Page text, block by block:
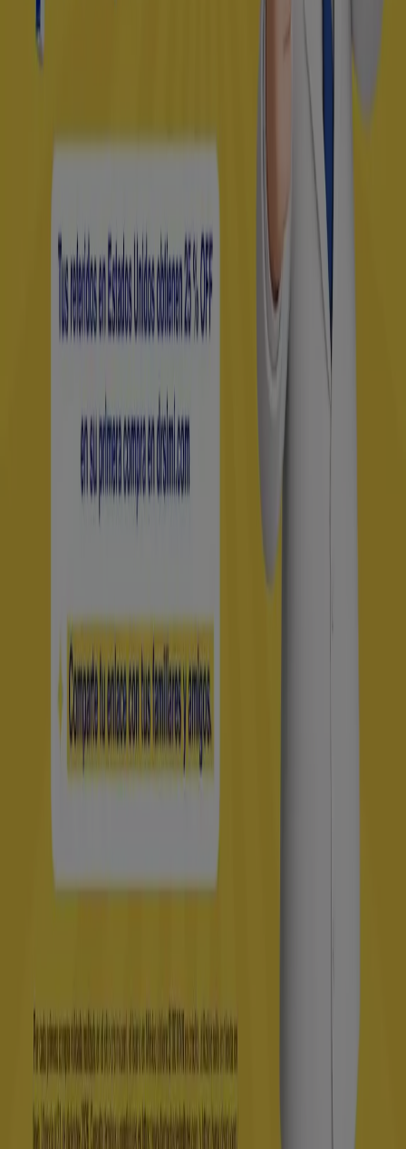
Tiendeo forma parte de Shopfully, la empresa
tecnológica que está reinventando las compras locales
en todo el mundo.
Noticias y prensa
Trabaja con nosotros
Contáctanos
Contacto comercial y de marketing
Tienda mal colocada en el mapa
Negocios cercanos
Productos
Productos locales
Ciudades
Descargar la app Tiendeo